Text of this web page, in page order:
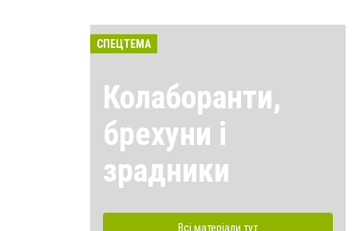
СПЕЦТЕМА
Колаборанти,
брехуни і
зрадники
Всі матеріали тут